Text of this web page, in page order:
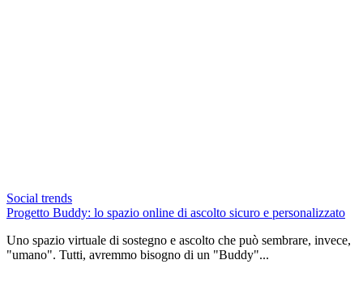
Social trends
Progetto Buddy: lo spazio online di ascolto sicuro e personalizzato
Uno spazio virtuale di sostegno e ascolto che può sembrare, invece,
"umano". Tutti, avremmo bisogno di un "Buddy"...